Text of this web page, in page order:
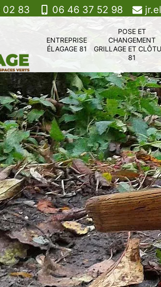
02 83 06 46 37 52 98
ENTREPRISE
ÉLAGAGE 81
POSE ET
CHANGEMENT
GRILLAGE ET
81